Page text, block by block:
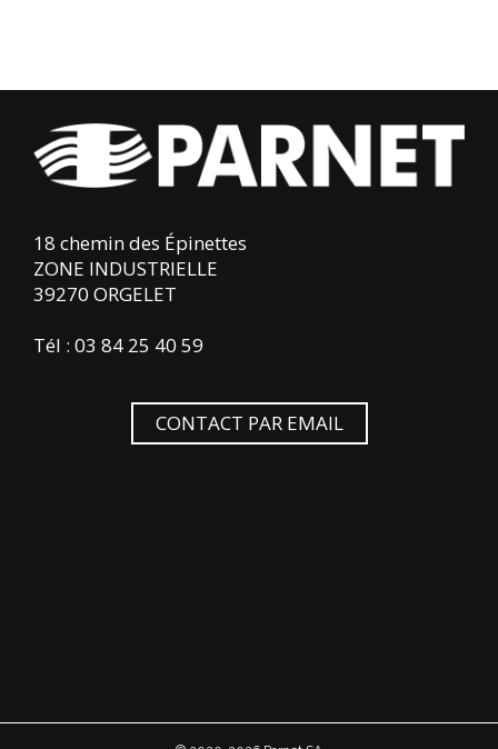
18 chemin des Épinettes
ZONE INDUSTRIELLE
39270 ORGELET
Tél : 03 84 25 40 59
CONTACT PAR EMAIL